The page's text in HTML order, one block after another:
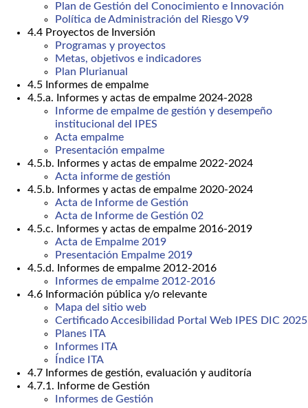
Plan de Gestión del Conocimiento e Innovación
Política de Administración del Riesgo V9
4.4 Proyectos de Inversión
Programas y proyectos
Metas, objetivos e indicadores
Plan Plurianual
4.5 Informes de empalme
4.5.a. Informes y actas de empalme 2024-2028
Informe de empalme de gestión y desempeño
institucional del IPES
Acta empalme
Presentación empalme
4.5.b. Informes y actas de empalme 2022-2024
Acta informe de gestión
4.5.b. Informes y actas de empalme 2020-2024
Acta de Informe de Gestión
Acta de Informe de Gestión 02
4.5.c. Informes y actas de empalme 2016-2019
Acta de Empalme 2019
Presentación Empalme 2019
4.5.d. Informes de empalme 2012-2016
Informes de empalme 2012-2016
4.6 Información pública y/o relevante
Mapa del sitio web
Certificado Accesibilidad Portal Web IPES DIC 2025
Planes ITA
Informes ITA
Índice ITA
4.7 Informes de gestión, evaluación y auditoría
4.7.1. Informe de Gestión
Informes de Gestión